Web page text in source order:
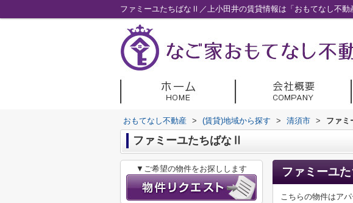
ファミーユたちばなⅡ／上小田井の賃貸情報は「おもてなし不動
おもてなし不動産 > (賃貸)地域から探す > 清須市 > ファミ
ファミーユたちばなⅡ
ファミーユ
こちらの物件はア
▼ご希望の物件をお探しします